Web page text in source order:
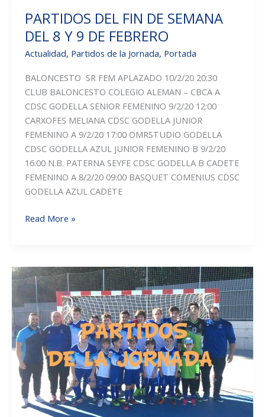
PARTIDOS DEL FIN DE SEMANA
DEL 8 Y 9 DE FEBRERO
Actualidad, Partidos de la Jornada, Portada
BALONCESTO SR FEM APLAZADO 10/2/20 20:30
CLUB BALONCESTO COLEGIO ALEMAN – CBCA A
CDSC GODELLA SENIOR FEMENINO 9/2/20 12:00
CARXOFES MELIANA CDSC GODELLA JUNIOR
FEMENINO A 9/2/20 17:00 OMRSTUDIO GODELLA
CDSC GODELLA AZUL JUNIOR FEMENINO B 9/2/20
16:00 N.B. PATERNA SEYFE CDSC GODELLA B CADETE
FEMENINO A 8/2/20 09:00 BASQUET COMENIUS CDSC
GODELLA AZUL CADETE
PARTIDOS
SEMANA
DEL
8
Y
9
DE
FEBRERO
Read More »